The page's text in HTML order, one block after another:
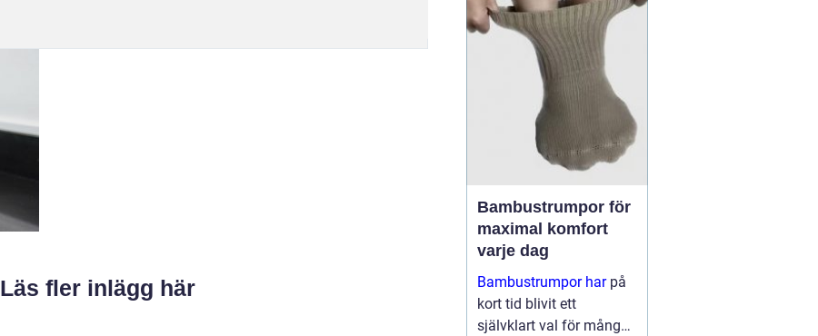
Läs fler inlägg här
erfarenhet från
fotvårdskliniker i och
omkring Örebro att
regelbunden fotvård kan
förebygga e...
Bambustrumpor för
maximal komfort
varje dag
Bambustrumpor harpå
kort tid blivit ett
självklart val för många